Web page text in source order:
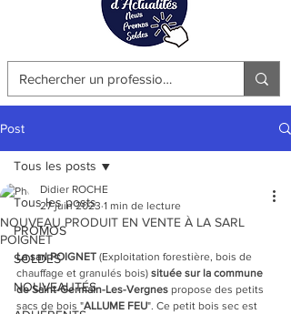
Post
Tous les posts
PROMOS
SOLDES
NOUVEAUTÉS
Tous les posts
NOUVEAU PRODUIT EN VENTE À LA SARL
POIGNET
Didier ROCHE
27 juin 2023 1 min de lecture
La sarl POIGNET (Exploitation forestière, bois de
chauffage et granulés bois) située sur la commune
de Saint-Germain-Les-Vergnes propose des petits
sacs de bois "ALLUME FEU". Ce petit bois sec est